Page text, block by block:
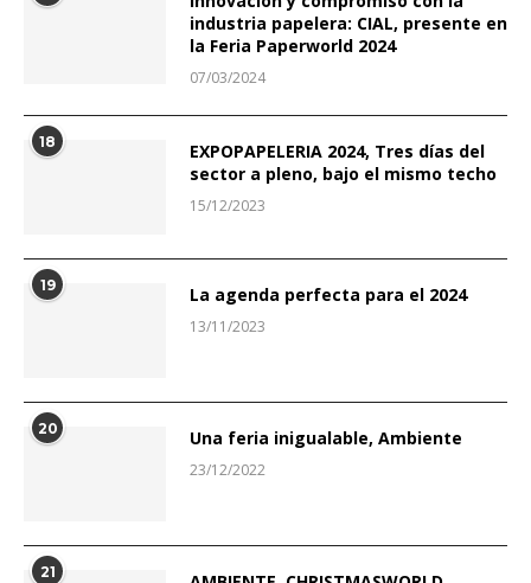
industria papelera: CIAL, presente en
la Feria Paperworld 2024
07/03/2024
18
EXPOPAPELERIA 2024, Tres días del
sector a pleno, bajo el mismo techo
15/12/2023
19 La agenda perfecta para el 2024
13/11/2023
20 Una feria inigualable, Ambiente
23/12/2022
21